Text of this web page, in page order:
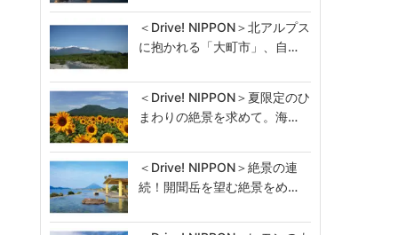
＜Drive! NIPPON＞北アルプス
に抱かれる「大町市」、自…
＜Drive! NIPPON＞夏限定のひ
まわりの絶景を求めて。海…
＜Drive! NIPPON＞絶景の連
続！開聞岳を望む絶景をめ…